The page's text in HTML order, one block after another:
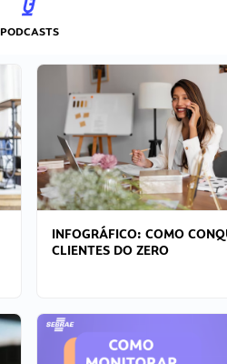
PODCASTS
INFOGRÁFICO: COMO
CLIENTES DO ZERO